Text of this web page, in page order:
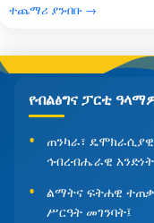
ተጨማሪ ያንብቡ →
የብልፅግና ፓርቲ
ጠንካራ፣
ኅብረብሔራዊ አንድነት
ልማትና ፍትሐዊ
ሥርዓት መገንባት፤